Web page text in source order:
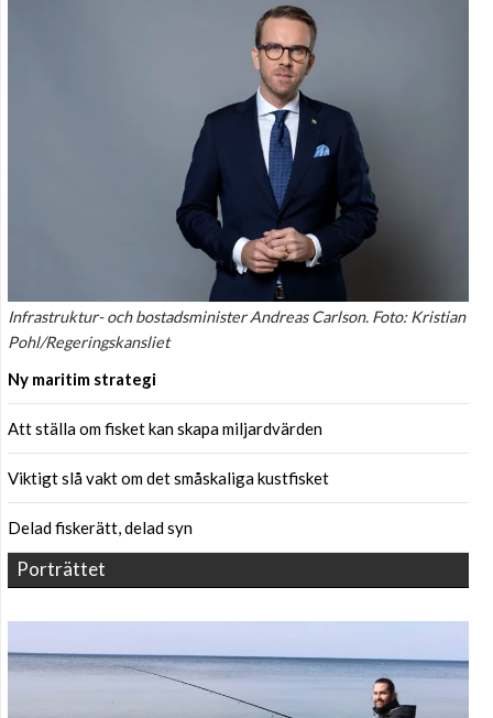
Infrastruktur- och bostadsminister Andreas Carlson. Foto: Kristian
Pohl/Regeringskansliet
Ny maritim strategi
Att ställa om fisket kan skapa miljardvärden
Viktigt slå vakt om det småskaliga kustfisket
Delad fiskerätt, delad syn
Porträttet